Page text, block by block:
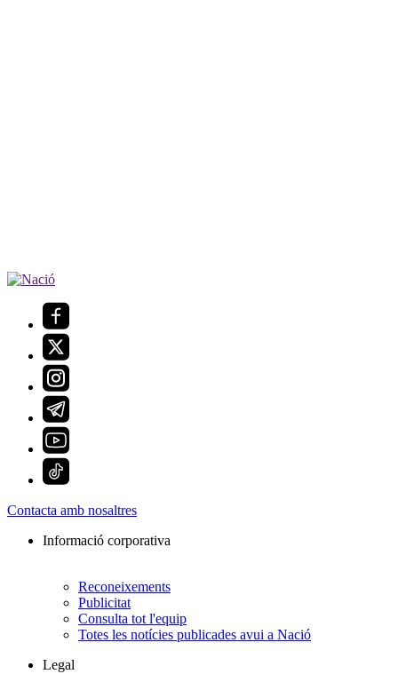
Contacta amb nosaltres
Informació corporativa
Reconeixements
Publicitat
Consulta tot l'equip
Totes les notícies publicades avui a Nació
Legal